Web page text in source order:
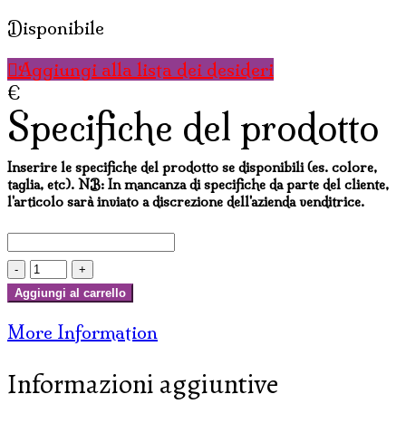
Disponibile
Aggiungi alla lista dei desideri
€
Specifiche del prodotto
Inserire le specifiche del prodotto se disponibili (es. colore,
taglia, etc). NB: In mancanza di specifiche da parte del cliente,
l'articolo sarà inviato a discrezione dell'azienda venditrice.
LAMPADA
DI
SPIRALE
Aggiungi al carrello
More Information
Informazioni aggiuntive